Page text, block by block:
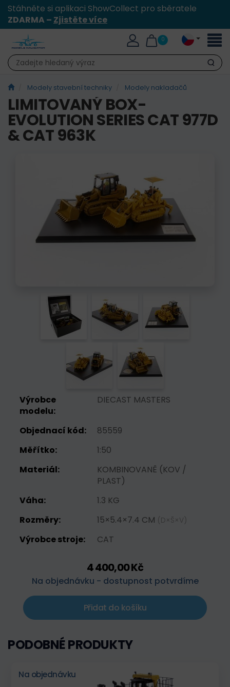
Stáhněte si aplikaci ShowCollect pro sběratele
ZDARMA – Zjistěte více
0
Hledat
Modely stavební techniky Modely nakladačů
LIMITOVANÝ BOX-
EVOLUTION SERIES CAT 977D
& CAT 963K
Výrobce
modelu:
DIECAST MASTERS
Objednací kód:
85559
Měřítko:
1:50
Materiál:
KOMBINOVANĚ (KOV /
PLAST)
Váha:
1.3 KG
Rozměry:
15×5.4×7.4 CM (D×Š×V)
Výrobce stroje: CAT
4 400,00 Kč
Na objednávku - dostupnost potvrdíme
Přidat do košíku
PODOBNÉ PRODUKTY
Na objednávku